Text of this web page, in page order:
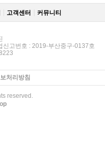
고객센터 커뮤니티
고번호 : 2019-부산중구-0137호
처리방침
reserved.